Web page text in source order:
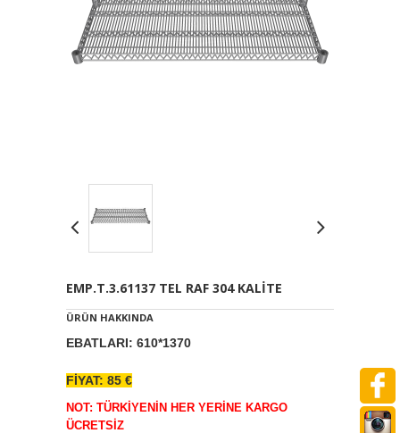
EMP.T.3.61137 TEL RAF 304 KALİTE
ÜRÜN HAKKINDA
EBATLARI: 610*1370
FİYAT: 85 €
NOT: TÜRKİYENİN HER YERİNE KARGO
ÜCRETSİZ